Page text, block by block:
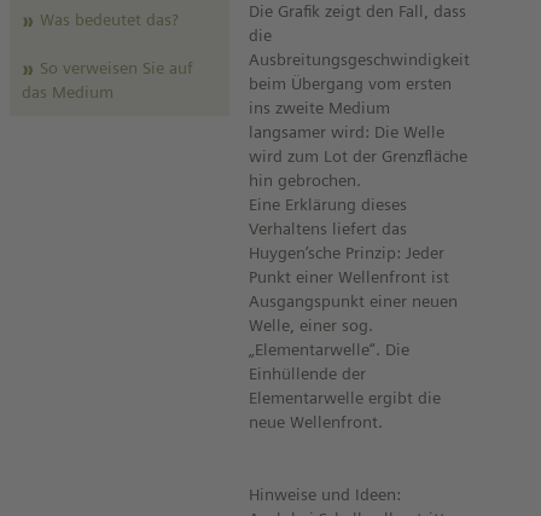
Was bedeutet das?
So verweisen Sie auf
das Medium
Die Grafik zeigt den Fall, dass
die
Ausbreitungsgeschwindigkeit
beim Übergang vom ersten
ins zweite Medium
langsamer wird: Die Welle
wird zum Lot der Grenzfläche
hin gebrochen.
Eine Erklärung dieses
Verhaltens liefert das
Huygen’sche Prinzip: Jeder
Punkt einer Wellenfront ist
Ausgangspunkt einer neuen
Welle, einer sog.
„Elementarwelle“. Die
Einhüllende der
Elementarwelle ergibt die
neue Wellenfront.
Hinweise und Ideen: